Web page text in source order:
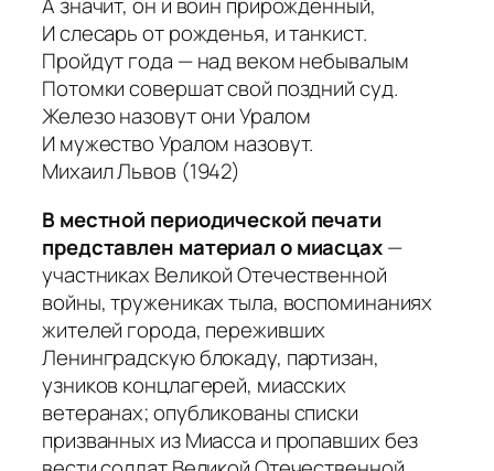
А значит, он и воин прирожденный,
И слесарь от рожденья, и танкист.
Пройдут года — над веком небывалым
Потомки совершат свой поздний суд.
Железо назовут они Уралом
И мужество Уралом назовут.
Михаил Львов (1942)
В местной периодической печати
представлен материал о миасцах—
участниках Великой Отечественной
войны, тружениках тыла, воспоминаниях
жителей города, переживших
Ленинградскую блокаду, партизан,
узников концлагерей, миасских
ветеранах; опубликованы списки
призванных из Миасса и пропавших без